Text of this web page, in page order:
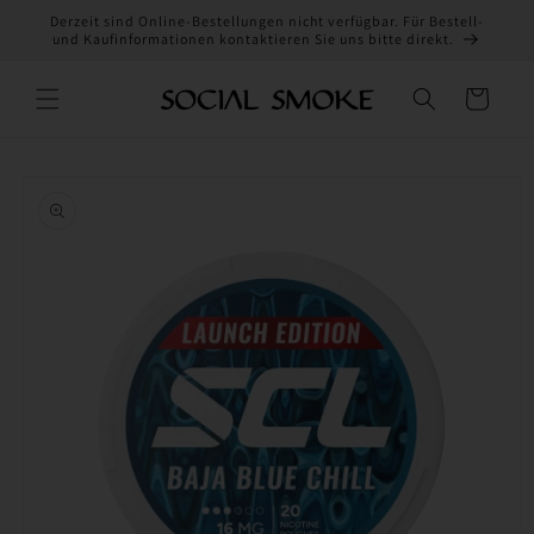
zum
Inhalt
Derzeit sind Online-Bestellungen nicht verfügbar. Für Bestell-
und Kaufinformationen kontaktieren Sie uns bitte direkt.
Warenkorb